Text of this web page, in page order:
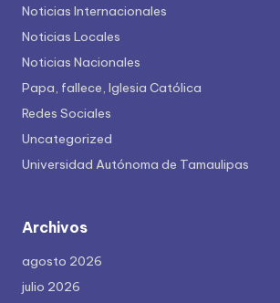
Noticias Internacionales
Noticias Locales
Noticias Nacionales
Papa, fallece, Iglesia Católica
Redes Sociales
Uncategorized
Universidad Autónoma de Tamaulipas
Archivos
agosto 2026
julio 2026